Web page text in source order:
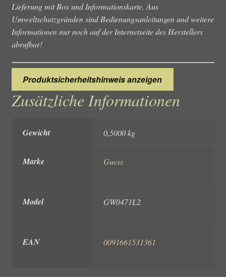
Lieferung mit Box und Informationskarte. Aus
Umweltschutzgründen sind Bedienungsanleitungen und weitere
Informationen nur noch auf der Internetseite des Herstellers
abrufbar!
Produktsicherheitshinweis anzeigen
Zusätzliche Informationen
Gewicht 0,5000 kg
Marke Guess
Model GW0471L2
EAN 0091661531361